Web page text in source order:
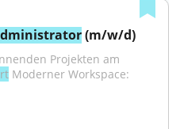
(m/w/d)
Projekten am
Moderner Workspace: